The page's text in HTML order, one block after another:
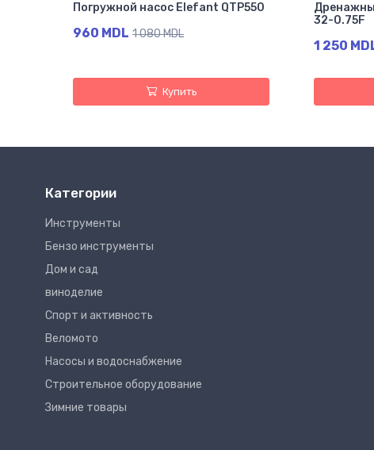
Погружной насос Elefant QTP550
960 MDL 1 080 MDL
Купить
32-0.75F
1 250
Категории
Инструменты
Бензо инструменты
Дом и сад
виноделие
Спорт и активность
Веломото
Насосы и водоснабжение
Строительное оборудование
Зимние товары